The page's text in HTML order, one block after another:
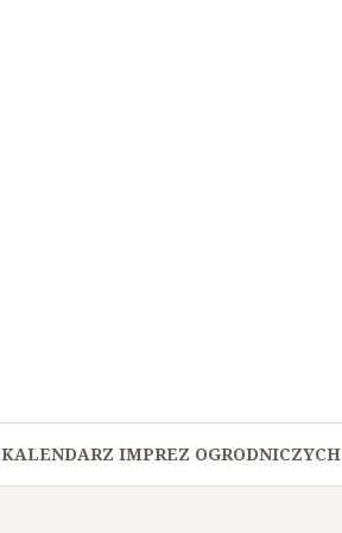
KALENDARZ IMPREZ OGRODNICZYCH